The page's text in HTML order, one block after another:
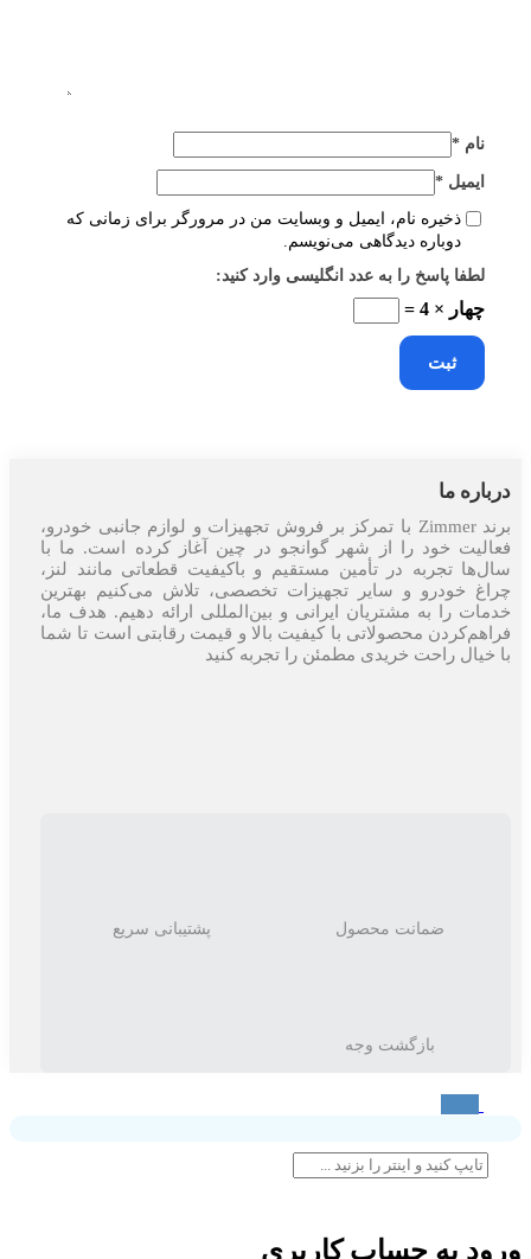
نام *
ایمیل *
ذخیره نام، ایمیل و وبسایت من در مرورگر برای زمانی که
دوباره دیدگاهی می‌نویسم.
لطفا پاسخ را به عدد انگلیسی وارد کنید:
چهار × 4 =
درباره ما
برند Zimmer با تمرکز بر فروش تجهیزات و لوازم جانبی خودرو،
فعالیت خود را از شهر گوانجو در چین آغاز کرده است. ما با
سال‌ها تجربه در تأمین مستقیم و باکیفیت قطعاتی مانند لنز،
چراغ خودرو و سایر تجهیزات تخصصی، تلاش می‌کنیم بهترین
خدمات را به مشتریان ایرانی و بین‌المللی ارائه دهیم. هدف ما،
فراهم‌کردن محصولاتی با کیفیت بالا و قیمت رقابتی است تا شما
با خیال راحت خریدی مطمئن را تجربه کنید
ضمانت محصول پشتیبانی سریع
بازگشت وجه
ورود به حساب کاربری